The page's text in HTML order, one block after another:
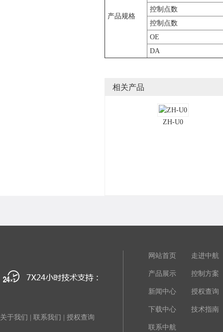
产品规格
控制点数
控制点数
OE
DA
相关产品
ZH-U0
关于我们 联系我们 授权查询
网站首页 走进中航
产品展示 控制方案
新闻中心 授权查询
下载中心 技术指南
联系中航